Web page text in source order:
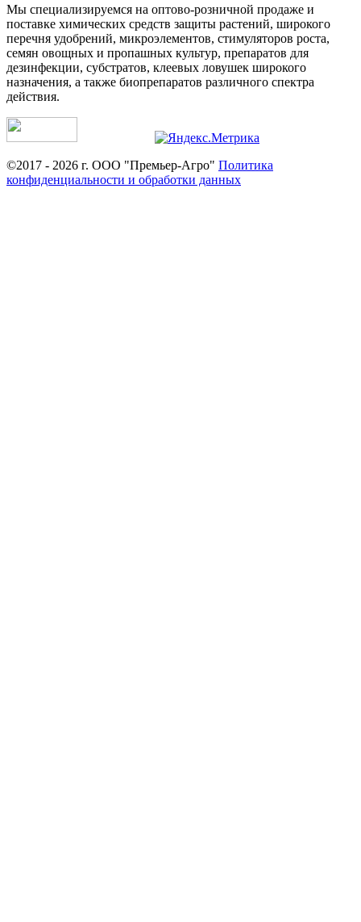
Мы специализируемся на оптово-розничной продаже и
поставке химических средств защиты растений, широкого
перечня удобрений, микроэлементов, стимуляторов роста,
семян овощных и пропашных культур, препаратов для
дезинфекции, субстратов, клеевых ловушек широкого
назначения, а также биопрепаратов различного спектра
действия.
©2017 - 2026 г. ООО "Премьер-Агро" Политика
конфиденциальности и обработки данных